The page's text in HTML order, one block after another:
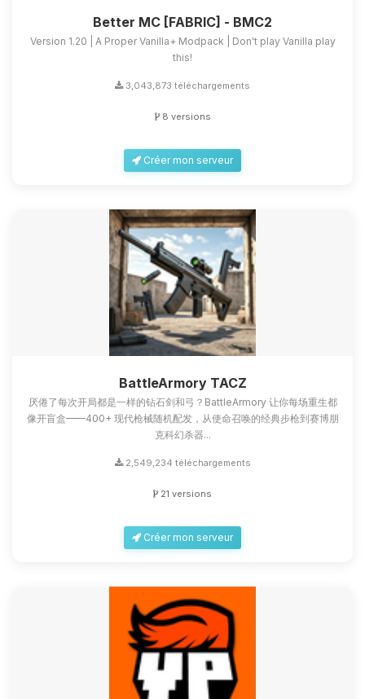
Better MC [FABRIC] - BMC2
Version 1.20 | A Proper Vanilla+ Modpack | Don't play Vanilla play
this!
3,043,873 téléchargements
8 versions
Créer mon serveur
BattleArmory TACZ
厌倦了每次开局都是一样的钻石剑和弓？BattleArmory 让你每场重生都
像开盲盒——400+ 现代枪械随机配发，从使命召唤的经典步枪到赛博朋
克科幻杀器...
2,549,234 téléchargements
21 versions
Créer mon serveur
Youpi, enfin quelqu’un pour me
parler ! Moi c’est Choupy, ton petit
assistant BoxToPlay. Dis-moi ce dont
petits circuits pour t’aider.
10/08/2026 à 11:57